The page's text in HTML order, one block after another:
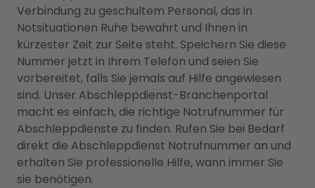
Verbindung zu geschultem Personal, das in
Notsituationen Ruhe bewahrt und Ihnen in
kürzester Zeit zur Seite steht. Speichern Sie diese
Nummer jetzt in Ihrem Telefon und seien Sie
vorbereitet, falls Sie jemals auf Hilfe angewiesen
sind. Unser Abschleppdienst-Branchenportal
macht es einfach, die richtige Notrufnummer für
Abschleppdienste zu finden. Rufen Sie bei Bedarf
direkt die Abschleppdienst Notrufnummer an und
erhalten Sie professionelle Hilfe, wann immer Sie
sie benötigen.